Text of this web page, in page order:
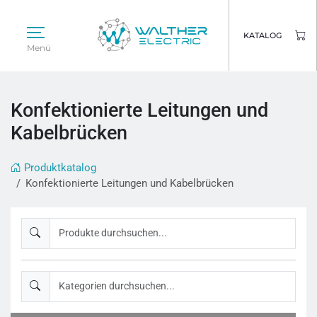
Menü
KATALOG
Konfektionierte Leitungen und
Kabelbrücken
Produktkatalog
Konfektionierte Leitungen und Kabelbrücken